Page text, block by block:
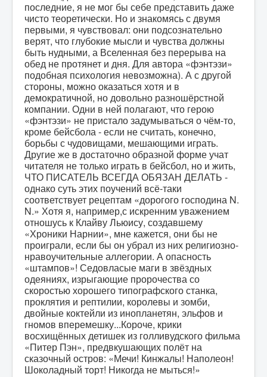
последние, я не мог бы себе представить даже
чисто теоретически. Но и знакомясь с двумя
первыми, я чувствовал: они подсознательно
верят, что глубокие мысли и чувства должны
быть нудными, а Вселенная без перерыва на
обед не протянет и дня. Для автора «фэнтэзи»
подобная психология невозможна). А с другой
стороны, можно оказаться хотя и в
демократичной, но довольно разношёрстной
компании. Одни в ней полагают, что герою
«фэнтэзи» не пристало задумываться о чём-то,
кроме бейсбола - если не считать, конечно,
борьбы с чудовищами, мешающими играть.
Другие же в достаточно образной форме учат
читателя не только играть в бейсбол, но и жить,
ЧТО ПИСАТЕЛЬ ВСЕГДА ОБЯЗАН ДЕЛАТЬ -
однако суть этих поучений всё-таки
соответствует рецептам «дорогого господина N.
N.» Хотя я, например,с искренним уважением
отношусь к Клайву Льюису, создавшему
«Хроники Нарнии», мне кажется, они бы не
проиграли, если бы он убрал из них религиозно-
нравоучительные аллегории. А опасность
«штампов»! Седовласые маги в звёздных
одеяниях, изрыгающие пророчества со
скоростью хорошего типографского станка,
проклятия и рептилии, королевы и зомби,
двойные коктейли из инопланетян, эльфов и
гномов вперемешку...Короче, крики
восхищённых детишек из голливудского фильма
«Питер Пэн», предвкушающих полёт на
сказочный остров: «Мечи! Кинжалы! Наполеон!
Шоколадный торт! Никогда не мыться!»